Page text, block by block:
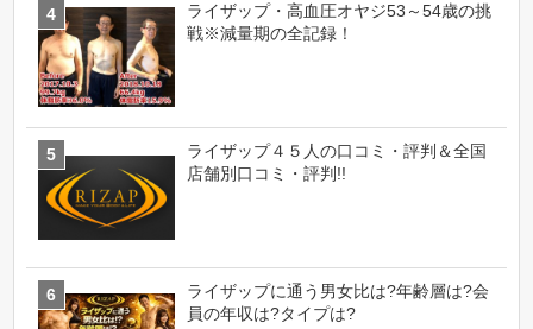
ライザップ・高血圧オヤジ53～54歳の挑
戦※減量期の全記録！
ライザップ４５人の口コミ・評判＆全国
店舗別口コミ・評判!!
ライザップに通う男女比は?年齢層は?会
員の年収は?タイプは?